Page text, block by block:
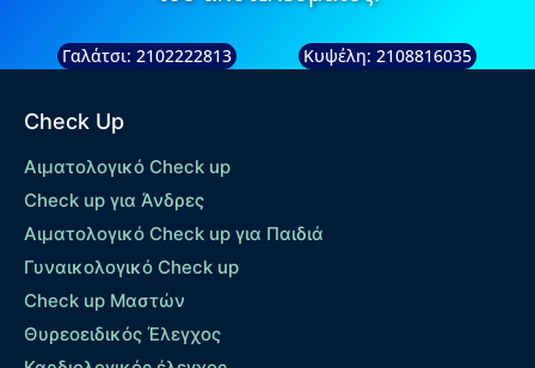
Γαλάτσι: 2102222813 Κυψέλη: 2108816035
Check Up
Αιματολογικό Check up
Check up για Άνδρες
Αιματολογικό Check up για Παιδιά
Γυναικολογικό Check up
Check up Μαστών
Θυρεοειδικός Έλεγχος